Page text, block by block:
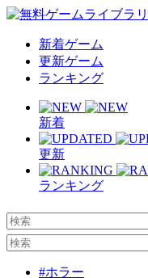
新着ゲーム
更新ゲーム
ランキング
新着
更新
ランキング
#ホラー